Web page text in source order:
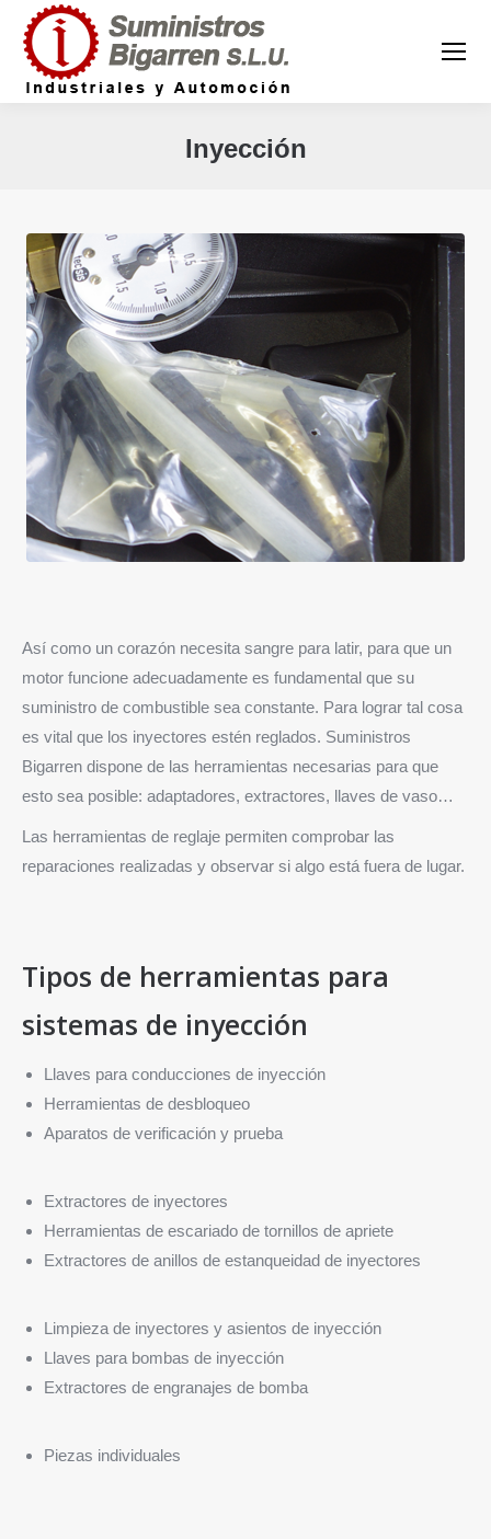
Inyección
Así como un corazón necesita sangre para latir, para que un
motor funcione adecuadamente es fundamental que su
suministro de combustible sea constante. Para lograr tal cosa
es vital que los inyectores estén reglados. Suministros
Bigarren dispone de las herramientas necesarias para que
esto sea posible: adaptadores, extractores, llaves de vaso…
Las herramientas de reglaje permiten comprobar las
reparaciones realizadas y observar si algo está fuera de lugar.
Tipos de herramientas para
sistemas de inyección
Llaves para conducciones de inyección
Herramientas de desbloqueo
Aparatos de verificación y prueba
Extractores de inyectores
Herramientas de escariado de tornillos de apriete
Extractores de anillos de estanqueidad de inyectores
Limpieza de inyectores y asientos de inyección
Llaves para bombas de inyección
Extractores de engranajes de bomba
Piezas individuales